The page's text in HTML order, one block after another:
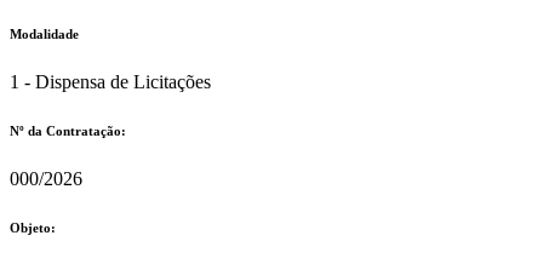
Modalidade
1 - Dispensa de Licitações
Nº da Contratação:
000/2026
Objeto: